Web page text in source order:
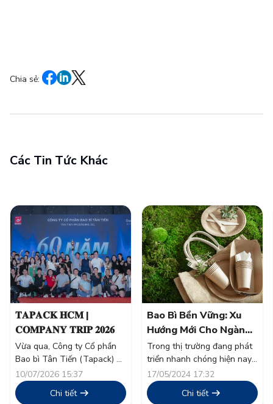
Chia sẻ:
Các Tin Tức Khác
𝐓𝐀𝐏𝐀𝐂𝐊 𝐇𝐂𝐌 |
𝐂𝐎𝐌𝐏𝐀𝐍𝐘 𝐓𝐑𝐈𝐏 𝟐𝟎𝟐𝟔
Vừa qua, Công ty Cổ phần
Bao bì Tân Tiến (Tapack) đã
tổ chức thành công chương
trình nghỉ mát thường niên
“Company Trip 2026” cho
10/07/2026 15:37
Chi tiết
Bao Bì Bền Vững: Xu
Hướng Mới Cho Ngành
Thực Phẩm
Trong thị trường đang phát
triển nhanh chóng hiện nay,
tính bền vững đã vượt xa
khỏi một từ thông dụng và
trở thành nền tảng trong
17/05/2024 17:32
Chi tiết